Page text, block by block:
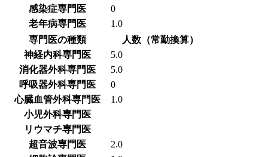
感染症専門医
0
老年病専門医
1.0
専門医の種類
人数（常勤換算）
神経内科専門医
5.0
消化器外科専門医
5.0
呼吸器外科専門医
0
心臓血管外科専門医
1.0
小児外科専門医
リウマチ専門医
超音波専門医
2.0